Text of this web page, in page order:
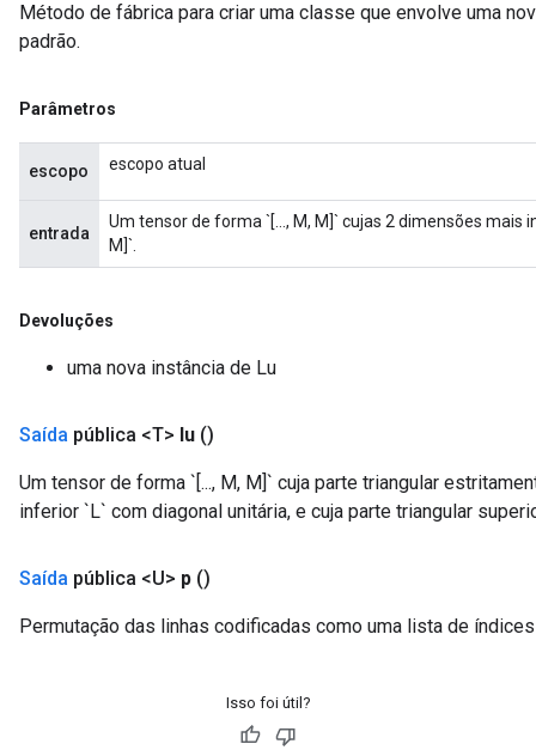
Método de fábrica para criar uma classe que envolve uma
padrão.
Parâmetros
escopo escopo atual
entrada
Um tensor de forma `[..., M, M]` cujas 2 dimensões
M]`.
Devoluções
uma nova instância de Lu
Saída pública <T> lu ()
Um tensor de forma `[..., M, M]` cuja parte triangular
inferior `L` com diagonal unitária, e cuja parte triangular
Saída pública <U> p ()
Permutação das linhas codificadas como uma lista de índices
Isso foi útil?